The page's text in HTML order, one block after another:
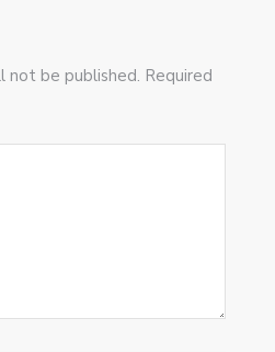
not be published. Required